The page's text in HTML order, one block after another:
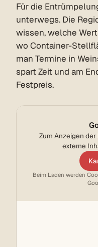
Für die
unterwegs. Die
wissen, welche
wo Container-
man Termine in
spart Zeit und am
Festpreis.
Zum Anzeigen
externe
Beim Laden werden